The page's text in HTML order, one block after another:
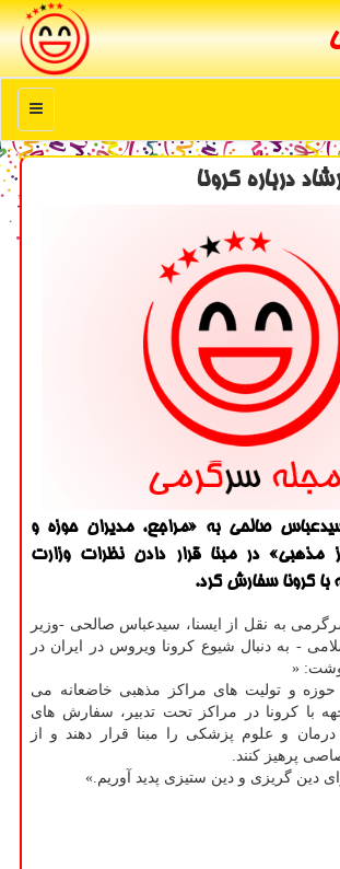
منو
درباره كرونا
صالحی به «مراجع، مدیران حوزه و
مذهبی» در مبنا قرار دادن نظرات وزارت
با كرونا سفارش كرد.
به نقل از ایسنا، سیدعباس صالحی -وزیر
- به دنبال شیوع كرونا ویروس در ایران در
«
حوزه و تولیت های مراكز مذهبی خاضعانه می
با كرونا در مراكز تحت تدبیر، سفارش های
و علوم پزشكی را مبنا قرار دهند و از
پرهیز كنند.
دین گریزی و دین ستیزی پدید آوریم.»